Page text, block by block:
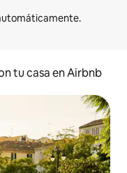
tu casa en Airbnb